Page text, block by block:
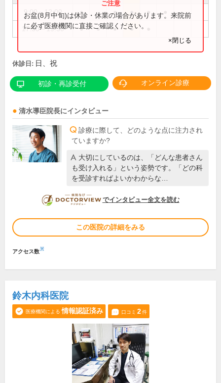
9:00～12:00 ● ● ● ●
17:30～19:30 ● ● ● ●
お盆(8月中旬)は休診・休業の場合があります。来院前
に必ず医療機関に直接ご確認ください。
×閉じる
休診日: 日、祝
初診・再診受付 オンライン診療
清水導臣院長にインタビュー
診療に際して、どのような点に注力され
ていますか?
大切にしているのは、「どんな患者さん
も受け入れる」という姿勢です。「どの科
を受診すればよいかわからな…
DOCTORVIEW
でインタビュー全文を読む
この医院の詳細をみる
アクセス数※
鈴木内科医院
医療機関による 情報認証済み 口コミ 2件